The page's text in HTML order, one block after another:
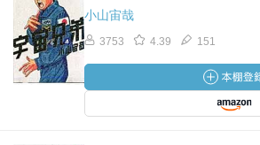
小山宙哉
3753 4.39 151